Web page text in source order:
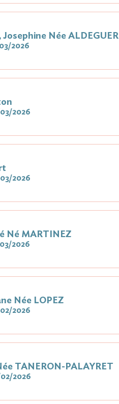
Née ALDEGUER
2026
2026
2026
Né MARTINEZ
2026
Née LOPEZ
2026
TANERON-PALAYRET
2026